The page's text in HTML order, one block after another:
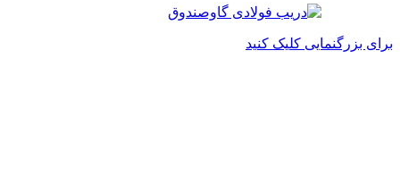
برای بزرگنمایی کلیک کنید